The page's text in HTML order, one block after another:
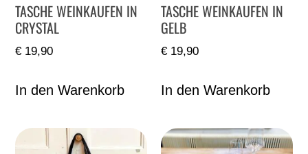
TASCHE WEINKAUFEN IN
CRYSTAL
€ 19,90
In den Warenkorb
TASCHE WEINKAUFEN IN
GELB
€ 19,90
In den Warenkorb